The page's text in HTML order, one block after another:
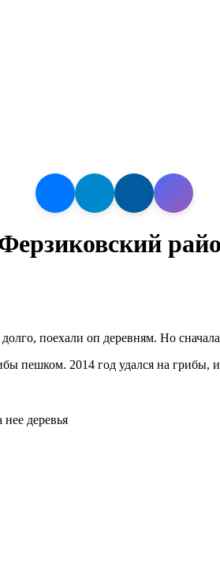
поехали оп деревням. Но
пешком. 2014 год удался на
деревья